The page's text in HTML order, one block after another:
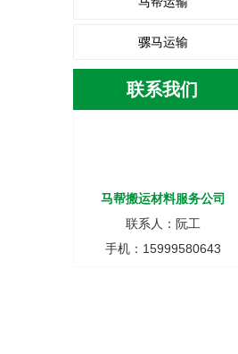
骡马运输
联系我们
马帮搬运材料服务公司
联系人：阮工
手机：15999580643